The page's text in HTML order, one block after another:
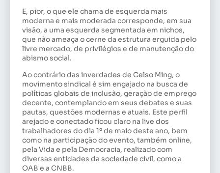
E, pior, o que ele chama de esquerda mais
moderna e mais moderada corresponde, em sua
visão, a uma esquerda segmentada em nichos,
que não ameaça o cerne da estrutura erguida pelo
livre mercado, de privilégios e de manutenção do
abismo social.
Ao contrário das inverdades de Celso Ming, o
movimento sindical é sim engajado na busca de
políticas globais de inclusão, geração de emprego
decente, contemplando em seus debates e suas
pautas, questões modernas e atuais. Este perfil
arejado e conectado ficou claro na live dos
trabalhadores do dia 1º de maio deste ano, bem
como na participação do evento, também online,
pela Vida e pela Democracia, realizado com
diversas entidades da sociedade civil, como a
OAB e a CNBB.